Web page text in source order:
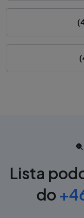
Lista
do